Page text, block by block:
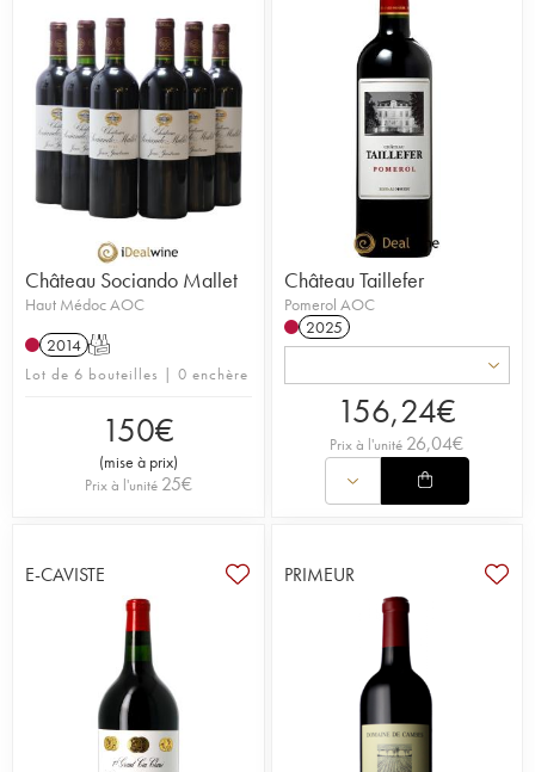
Château Sociando Mallet
Haut Médoc AOC
2014 T
Lot de 6 bouteilles | 0 enchère
150€
(mise à prix)
Prix à l'unité 25€
Château Taillefer
Pomerol AOC
2025
156,24€
Prix à l'unité 26,04€
E-CAVISTE PRIMEUR